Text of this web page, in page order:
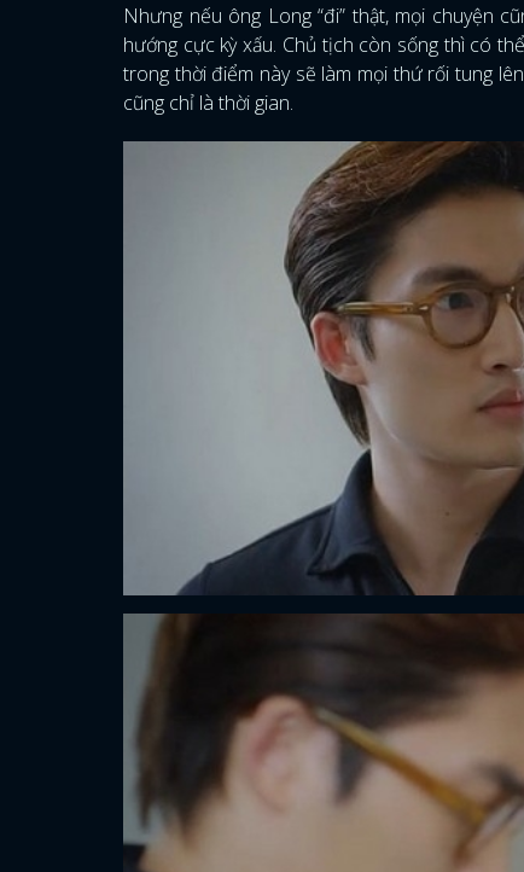
Nhưng nếu ông Long “đi” thật, mọi chuyện
hướng cực kỳ xấu. Chủ tịch còn sống thì có
trong thời điểm này sẽ làm mọi thứ rối tung
cũng chỉ là thời gian.